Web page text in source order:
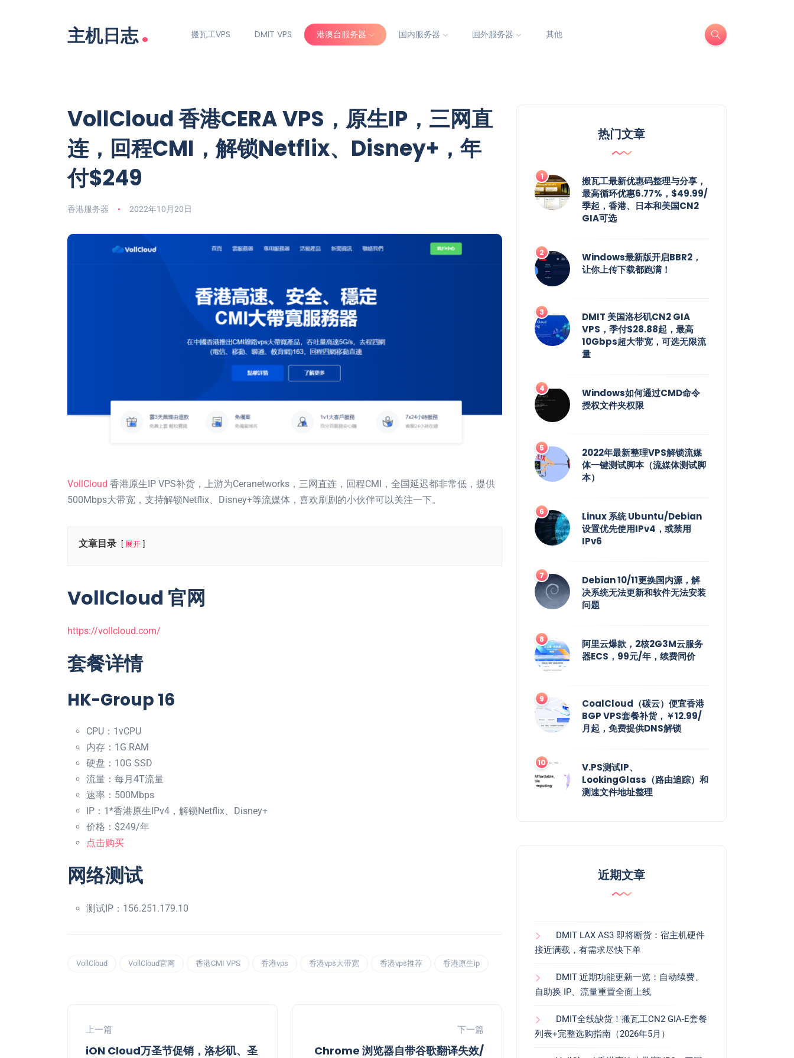
主机日志. 搬瓦工VPS DMIT VPS 港澳台服务器 国内服务器 国外服务器 其他
VollCloud 香港CERA VPS，原生IP，三网直
连，回程CMI，解锁Netflix、Disney+，年
付$249
香港服务器 2022年10月20日
VollCloud 香港原生IP VPS补货，上游为Ceranetworks，三网直连，回程CMI，全国延迟都非常低，提供
500Mbps大带宽，支持解锁Netflix、Disney+等流媒体，喜欢刷剧的小伙伴可以关注一下。
文章目录 展开
VollCloud 官网
https://vollcloud.com/
套餐详情
HK-Group 16
CPU：1vCPU
内存：1G RAM
硬盘：10G SSD
流量：每月4T流量
速率：500Mbps
IP：1*香港原生IPv4，解锁Netflix、Disney+
价格：$249/年
点击购买
网络测试
测试IP：156.251.179.10
VollCloud VollCloud官网 香港CMI VPS 香港vps 香港vps大带宽 香港vps推荐 香港原生ip
上一篇
iON Cloud万圣节促销，洛杉矶、圣
下一篇
Chrome 浏览器自带谷歌翻译失效/
热门文章
搬瓦工最新优惠码整理与分享，
最高循环优惠6.77%，$49.99/
季起，香港、日本和美国CN2
GIA可选
Windows最新版开启BBR2，
让你上传下载都跑满！
DMIT 美国洛杉矶CN2 GIA
VPS，季付$28.88起，最高
10Gbps超大带宽，可选无限流
量
Windows如何通过CMD命令
授权文件夹权限
2022年最新整理VPS解锁流媒
体一键测试脚本（流媒体测试脚
本）
Linux 系统 Ubuntu/Debian
设置优先使用IPv4，或禁用
IPv6
Debian 10/11更换国内源，解
决系统无法更新和软件无法安装
问题
阿里云爆款，2核2G3M云服务
器ECS，99元/年，续费同价
CoalCloud（碳云）便宜香港
BGP VPS套餐补货，￥12.99/
月起，免费提供DNS解锁
V.PS测试IP、
LookingGlass（路由追踪）和
测速文件地址整理
近期文章
DMIT LAX AS3 即将断货：宿主机硬件
接近满载，有需求尽快下单
DMIT 近期功能更新一览：自动续费、
自助换 IP、流量重置全面上线
DMIT全线缺货！搬瓦工CN2 GIA-E套餐
列表+完整选购指南（2026年5月）